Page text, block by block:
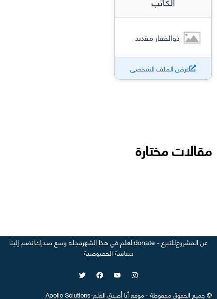
ذوالفقار مقديد
عرض الملف الشخصي
مقالات مختارة
عن المشروعللتبرع - donate العلم في هذا الشهرمجلة وسع صدركانضم إلينا
سياسة الخصوصية
©جميع الحقوق محفوظة-موقعأنا أصدق العلم-
Apollo Solutions